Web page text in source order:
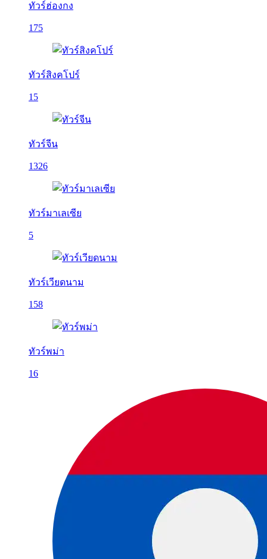
ทัวร์ฮ่องกง
175
ทัวร์สิงคโปร์
15
ทัวร์จีน
1326
ทัวร์มาเลเซีย
5
ทัวร์เวียดนาม
158
ทัวร์พม่า
16